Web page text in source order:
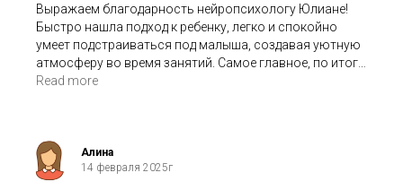
Выражаем благодарность нейропсихологу Юлиане!
Быстро нашла подход к ребенку, легко и спокойно
умеет подстраиваться под малыша, создавая уютную
атмосферу во время занятий. Самое главное, по итогу
курса виден результат работы! Спасибо!
Read more
Алина
14 февраля 2025г